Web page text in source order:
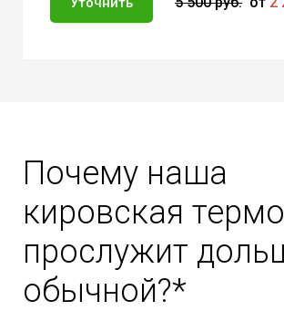
Почему наша
кировская
прослужит
обычной?*